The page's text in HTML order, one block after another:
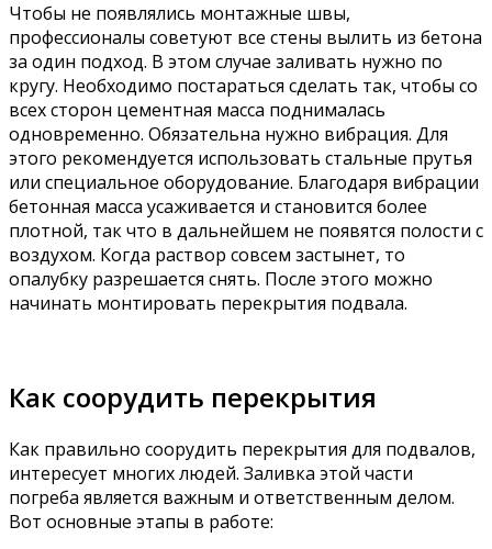
Чтобы не появлялись монтажные швы,
профессионалы советуют все стены вылить из бетона
за один подход. В этом случае заливать нужно по
кругу. Необходимо постараться сделать так, чтобы со
всех сторон цементная масса поднималась
одновременно. Обязательна нужно вибрация. Для
этого рекомендуется использовать стальные прутья
или специальное оборудование. Благодаря вибрации
бетонная масса усаживается и становится более
плотной, так что в дальнейшем не появятся полости с
воздухом. Когда раствор совсем застынет, то
опалубку разрешается снять. После этого можно
начинать монтировать перекрытия подвала.
Как соорудить перекрытия
Как правильно соорудить перекрытия для подвалов,
интересует многих людей. Заливка этой части
погреба является важным и ответственным делом.
Вот основные этапы в работе: